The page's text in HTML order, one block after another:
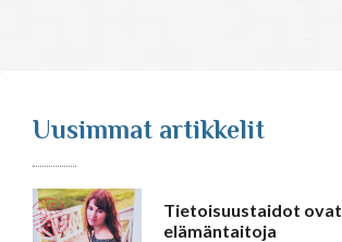
Uusimmat artikkelit
Tietoisuustaidot ovat
elämäntaitoja